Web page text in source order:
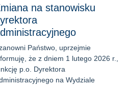
na stanowisku
Państwo, uprzejmie
że z dniem 1 lutego 2026 r.,
p.o. Dyrektora
na Wydziale